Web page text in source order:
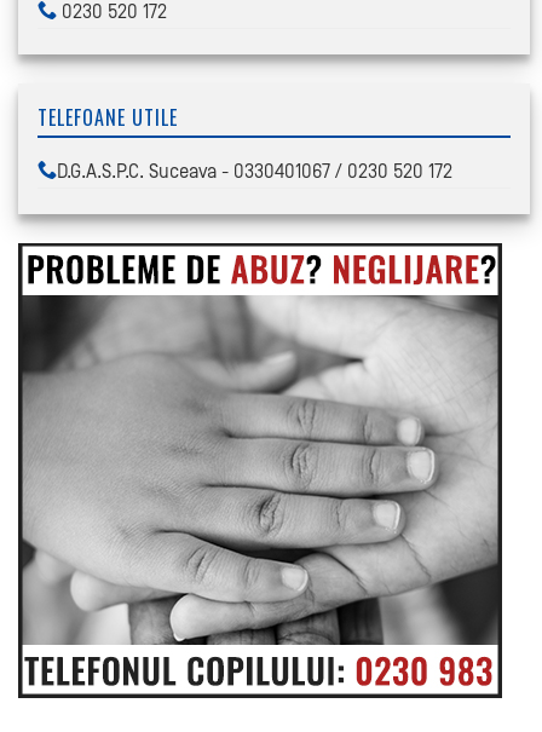
0230 520 172
TELEFOANE UTILE
D.G.A.S.P.C. Suceava - 0330401067 / 0230 520 172